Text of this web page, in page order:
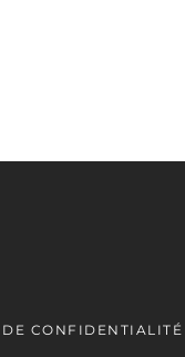
CONFIDENTIALITÉ